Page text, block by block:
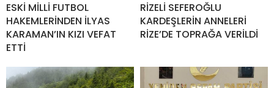
ESKİ MİLLİ FUTBOL
HAKEMLERİNDEN İLYAS
KARAMAN’IN KIZI VEFAT
ETTİ
RİZELİ SEFEROĞLU
KARDEŞLERİN ANNELERİ
RİZE’DE TOPRAĞA VERİLDİ